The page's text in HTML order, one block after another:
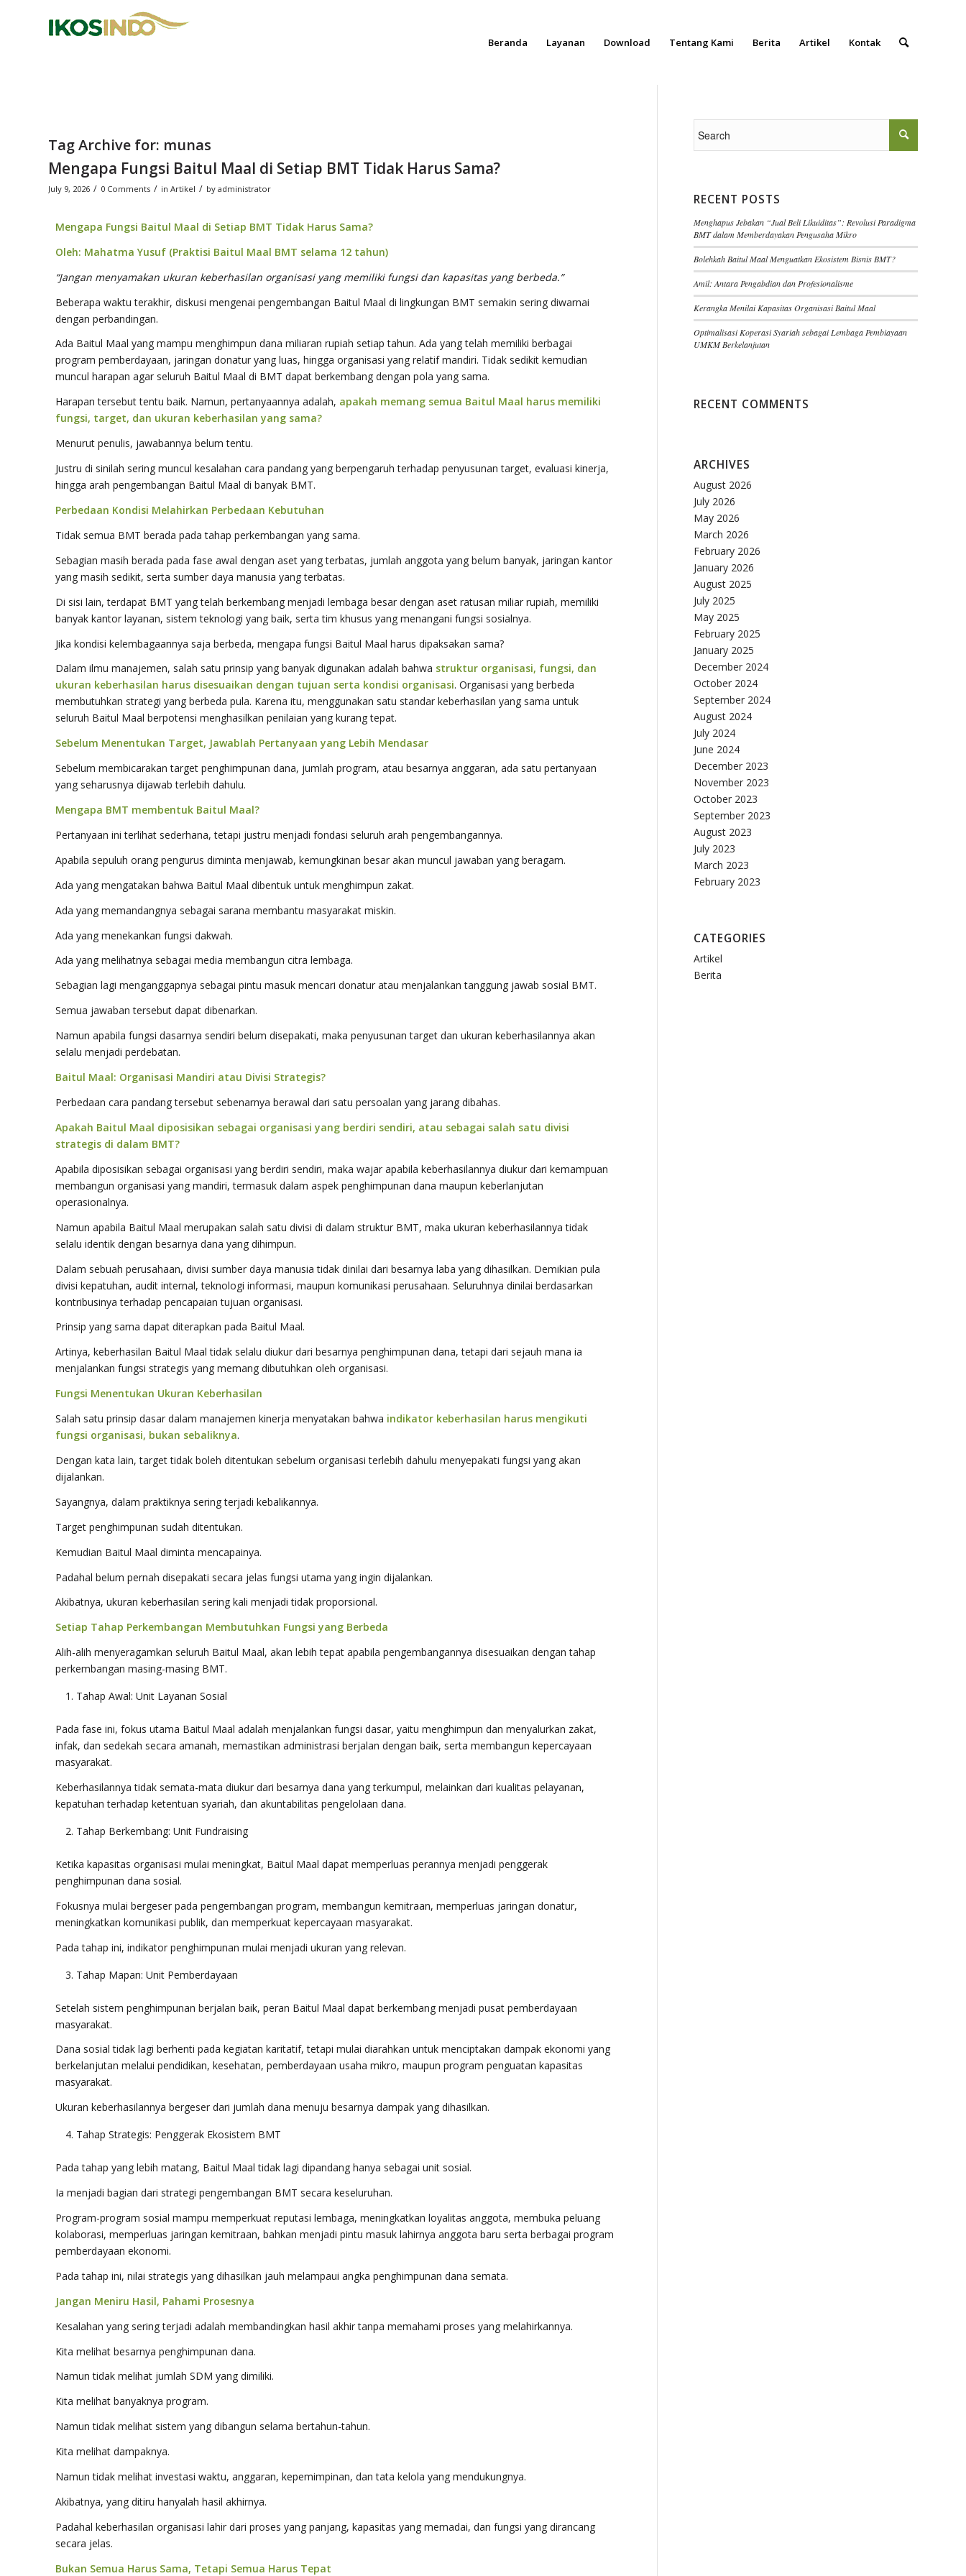
Beranda Layanan Download Tentang Kami Berita Artikel Kontak
Tag Archive for: munas
Mengapa Fungsi Baitul Maal di Setiap BMT Tidak Harus Sama?
July 9, 2026 / 0 Comments / in Artikel / by administrator
Mengapa Fungsi Baitul Maal di Setiap BMT Tidak Harus Sama?
Oleh: Mahatma Yusuf (Praktisi Baitul Maal BMT selama 12 tahun)
“Jangan menyamakan ukuran keberhasilan organisasi yang memiliki fungsi dan kapasitas yang berbeda.”
Beberapa waktu terakhir, diskusi mengenai pengembangan Baitul Maal di lingkungan BMT semakin sering diwarnai
dengan perbandingan.
Ada Baitul Maal yang mampu menghimpun dana miliaran rupiah setiap tahun. Ada yang telah memiliki berbagai
program pemberdayaan, jaringan donatur yang luas, hingga organisasi yang relatif mandiri. Tidak sedikit kemudian
muncul harapan agar seluruh Baitul Maal di BMT dapat berkembang dengan pola yang sama.
Harapan tersebut tentu baik. Namun, pertanyaannya adalah, apakah memang semua Baitul Maal harus memiliki
fungsi, target, dan ukuran keberhasilan yang sama?
Menurut penulis, jawabannya belum tentu.
Justru di sinilah sering muncul kesalahan cara pandang yang berpengaruh terhadap penyusunan target, evaluasi kinerja,
hingga arah pengembangan Baitul Maal di banyak BMT.
Perbedaan Kondisi Melahirkan Perbedaan Kebutuhan
Tidak semua BMT berada pada tahap perkembangan yang sama.
Sebagian masih berada pada fase awal dengan aset yang terbatas, jumlah anggota yang belum banyak, jaringan kantor
yang masih sedikit, serta sumber daya manusia yang terbatas.
Di sisi lain, terdapat BMT yang telah berkembang menjadi lembaga besar dengan aset ratusan miliar rupiah, memiliki
banyak kantor layanan, sistem teknologi yang baik, serta tim khusus yang menangani fungsi sosialnya.
Jika kondisi kelembagaannya saja berbeda, mengapa fungsi Baitul Maal harus dipaksakan sama?
Dalam ilmu manajemen, salah satu prinsip yang banyak digunakan adalah bahwa struktur organisasi, fungsi, dan
ukuran keberhasilan harus disesuaikan dengan tujuan serta kondisi organisasi. Organisasi yang berbeda
membutuhkan strategi yang berbeda pula. Karena itu, menggunakan satu standar keberhasilan yang sama untuk
seluruh Baitul Maal berpotensi menghasilkan penilaian yang kurang tepat.
Sebelum Menentukan Target, Jawablah Pertanyaan yang Lebih Mendasar
Sebelum membicarakan target penghimpunan dana, jumlah program, atau besarnya anggaran, ada satu pertanyaan
yang seharusnya dijawab terlebih dahulu.
Mengapa BMT membentuk Baitul Maal?
Pertanyaan ini terlihat sederhana, tetapi justru menjadi fondasi seluruh arah pengembangannya.
Apabila sepuluh orang pengurus diminta menjawab, kemungkinan besar akan muncul jawaban yang beragam.
Ada yang mengatakan bahwa Baitul Maal dibentuk untuk menghimpun zakat.
Ada yang memandangnya sebagai sarana membantu masyarakat miskin.
Ada yang menekankan fungsi dakwah.
Ada yang melihatnya sebagai media membangun citra lembaga.
Sebagian lagi menganggapnya sebagai pintu masuk mencari donatur atau menjalankan tanggung jawab sosial BMT.
Semua jawaban tersebut dapat dibenarkan.
Namun apabila fungsi dasarnya sendiri belum disepakati, maka penyusunan target dan ukuran keberhasilannya akan
selalu menjadi perdebatan.
Baitul Maal: Organisasi Mandiri atau Divisi Strategis?
Perbedaan cara pandang tersebut sebenarnya berawal dari satu persoalan yang jarang dibahas.
Apakah Baitul Maal diposisikan sebagai organisasi yang berdiri sendiri, atau sebagai salah satu divisi
strategis di dalam BMT?
Apabila diposisikan sebagai organisasi yang berdiri sendiri, maka wajar apabila keberhasilannya diukur dari kemampuan
membangun organisasi yang mandiri, termasuk dalam aspek penghimpunan dana maupun keberlanjutan
operasionalnya.
Namun apabila Baitul Maal merupakan salah satu divisi di dalam struktur BMT, maka ukuran keberhasilannya tidak
selalu identik dengan besarnya dana yang dihimpun.
Dalam sebuah perusahaan, divisi sumber daya manusia tidak dinilai dari besarnya laba yang dihasilkan. Demikian pula
divisi kepatuhan, audit internal, teknologi informasi, maupun komunikasi perusahaan. Seluruhnya dinilai berdasarkan
kontribusinya terhadap pencapaian tujuan organisasi.
Prinsip yang sama dapat diterapkan pada Baitul Maal.
Artinya, keberhasilan Baitul Maal tidak selalu diukur dari besarnya penghimpunan dana, tetapi dari sejauh mana ia
menjalankan fungsi strategis yang memang dibutuhkan oleh organisasi.
Fungsi Menentukan Ukuran Keberhasilan
Salah satu prinsip dasar dalam manajemen kinerja menyatakan bahwa indikator keberhasilan harus mengikuti
fungsi organisasi, bukan sebaliknya.
Dengan kata lain, target tidak boleh ditentukan sebelum organisasi terlebih dahulu menyepakati fungsi yang akan
dijalankan.
Sayangnya, dalam praktiknya sering terjadi kebalikannya.
Target penghimpunan sudah ditentukan.
Kemudian Baitul Maal diminta mencapainya.
Padahal belum pernah disepakati secara jelas fungsi utama yang ingin dijalankan.
Akibatnya, ukuran keberhasilan sering kali menjadi tidak proporsional.
Setiap Tahap Perkembangan Membutuhkan Fungsi yang Berbeda
Alih-alih menyeragamkan seluruh Baitul Maal, akan lebih tepat apabila pengembangannya disesuaikan dengan tahap
perkembangan masing-masing BMT.
Tahap Awal: Unit Layanan Sosial
Pada fase ini, fokus utama Baitul Maal adalah menjalankan fungsi dasar, yaitu menghimpun dan menyalurkan zakat,
infak, dan sedekah secara amanah, memastikan administrasi berjalan dengan baik, serta membangun kepercayaan
masyarakat.
Keberhasilannya tidak semata-mata diukur dari besarnya dana yang terkumpul, melainkan dari kualitas pelayanan,
kepatuhan terhadap ketentuan syariah, dan akuntabilitas pengelolaan dana.
Tahap Berkembang: Unit Fundraising
Ketika kapasitas organisasi mulai meningkat, Baitul Maal dapat memperluas perannya menjadi penggerak
penghimpunan dana sosial.
Fokusnya mulai bergeser pada pengembangan program, membangun kemitraan, memperluas jaringan donatur,
meningkatkan komunikasi publik, dan memperkuat kepercayaan masyarakat.
Pada tahap ini, indikator penghimpunan mulai menjadi ukuran yang relevan.
Tahap Mapan: Unit Pemberdayaan
Setelah sistem penghimpunan berjalan baik, peran Baitul Maal dapat berkembang menjadi pusat pemberdayaan
masyarakat.
Dana sosial tidak lagi berhenti pada kegiatan karitatif, tetapi mulai diarahkan untuk menciptakan dampak ekonomi yang
berkelanjutan melalui pendidikan, kesehatan, pemberdayaan usaha mikro, maupun program penguatan kapasitas
masyarakat.
Ukuran keberhasilannya bergeser dari jumlah dana menuju besarnya dampak yang dihasilkan.
Tahap Strategis: Penggerak Ekosistem BMT
Pada tahap yang lebih matang, Baitul Maal tidak lagi dipandang hanya sebagai unit sosial.
Ia menjadi bagian dari strategi pengembangan BMT secara keseluruhan.
Program-program sosial mampu memperkuat reputasi lembaga, meningkatkan loyalitas anggota, membuka peluang
kolaborasi, memperluas jaringan kemitraan, bahkan menjadi pintu masuk lahirnya anggota baru serta berbagai program
pemberdayaan ekonomi.
Pada tahap ini, nilai strategis yang dihasilkan jauh melampaui angka penghimpunan dana semata.
Jangan Meniru Hasil, Pahami Prosesnya
Kesalahan yang sering terjadi adalah membandingkan hasil akhir tanpa memahami proses yang melahirkannya.
Kita melihat besarnya penghimpunan dana.
Namun tidak melihat jumlah SDM yang dimiliki.
Kita melihat banyaknya program.
Namun tidak melihat sistem yang dibangun selama bertahun-tahun.
Kita melihat dampaknya.
Namun tidak melihat investasi waktu, anggaran, kepemimpinan, dan tata kelola yang mendukungnya.
Akibatnya, yang ditiru hanyalah hasil akhirnya.
Padahal keberhasilan organisasi lahir dari proses yang panjang, kapasitas yang memadai, dan fungsi yang dirancang
secara jelas.
Bukan Semua Harus Sama, Tetapi Semua Harus Tepat
RECENT POSTS
Menghapus Jebakan “Jual Beli Likuiditas”: Revolusi Paradigma
BMT dalam Memberdayakan Pengusaha Mikro
Bolehkah Baitul Maal Menguatkan Ekosistem Bisnis BMT?
Amil: Antara Pengabdian dan Profesionalisme
Kerangka Menilai Kapasitas Organisasi Baitul Maal
Optimalisasi Koperasi Syariah sebagai Lembaga Pembiayaan
UMKM Berkelanjutan
RECENT COMMENTS
ARCHIVES
August 2026
July 2026
May 2026
March 2026
February 2026
January 2026
August 2025
July 2025
May 2025
February 2025
January 2025
December 2024
October 2024
September 2024
August 2024
July 2024
June 2024
December 2023
November 2023
October 2023
September 2023
August 2023
July 2023
March 2023
February 2023
CATEGORIES
Artikel
Berita